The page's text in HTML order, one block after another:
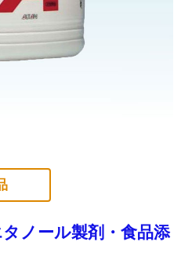
タノール製剤・食品添